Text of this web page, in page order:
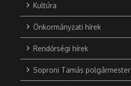
Kultúra
Önkormányzati hírek
Rendőrségi hírek
Soproni Tamás polgármester